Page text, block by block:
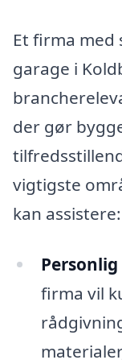
Et firma
garage i
der gør
vigtigste
kan assistere:
firma vil